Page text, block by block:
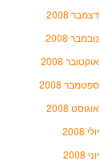
דצמבר 2008
נובמבר 2008
אוקטובר 2008
ספטמבר 2008
אוגוסט 2008
יולי 2008
יוני 2008